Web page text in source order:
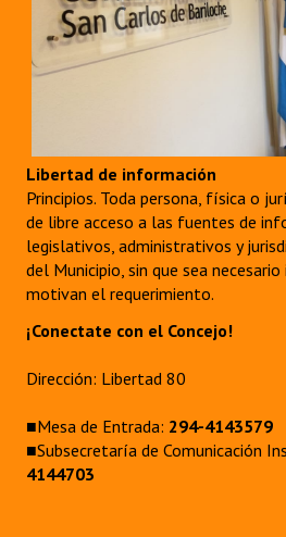
Libertad de información
Principios. Toda persona, física o
de libre acceso a las fuentes de
legislativos, administrativos y
del Municipio, sin que sea
motivan el requerimiento.
¡Conectate con el Concejo!
Dirección: Libertad 80
■Mesa de Entrada: 294-4143579
■Subsecretaría de Comunicación
4144703